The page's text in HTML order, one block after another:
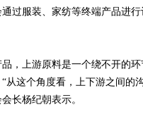
过服装、家纺等终端产品进
上游原料是一个绕不开的环
从这个角度看，上下游之间的
长杨纪朝表示。